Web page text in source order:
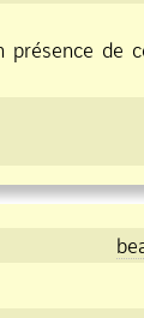
présence